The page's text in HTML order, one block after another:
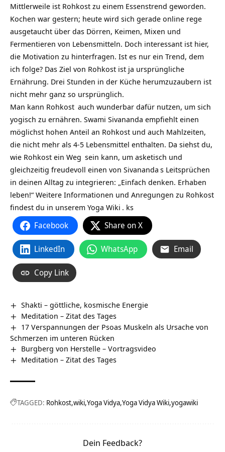
Mittlerweile ist Rohkost zu einem Essenstrend geworden.
Kochen war gestern; heute wird sich gerade online rege
ausgetaucht über das Dörren, Keimen, Mixen und
Fermentieren von Lebensmitteln. Doch interessant ist hier,
die Motivation zu hinterfragen. Ist es nur ein Trend, dem
ich folge? Das Ziel von Rohkost ist ja ursprüngliche
Ernährung. Drei Stunden in der Küche herumzuzaubern ist
nicht mehr ganz so ursprünglich.
Man kann Rohkost auch wunderbar dafür nutzen, um sich
yogisch zu ernähren. Swami Sivananda empfiehlt einen
möglichst hohen Anteil an Rohkost und auch Mahlzeiten,
die nicht mehr als 4-5 Lebensmittel enthalten. Da siehst du,
wie Rohkost ein Weg sein kann, um asketisch und
gleichzeitig freudevoll einen von Sivananda s Leitsprüchen
in deinen Alltag zu integrieren: „Einfach denken. Erhaben
leben!“ Weitere Informationen und Anregungen zu Rohkost
findest du in unserem Yoga Wiki . ks
Facebook Share on X
LinkedIn WhatsApp Email
Copy Link
Shakti – göttliche, kosmische Energie
Meditation – Zitat des Tages
17 Verspannungen der Psoas Muskeln als Ursache von
Schmerzen im unteren Rücken
Burgberg von Herstelle‏‎ – Vortragsvideo
Meditation – Zitat des Tages
TAGGED: Rohkost wiki Yoga Vidya Yoga Vidya Wiki yogawiki
Dein Feedback?